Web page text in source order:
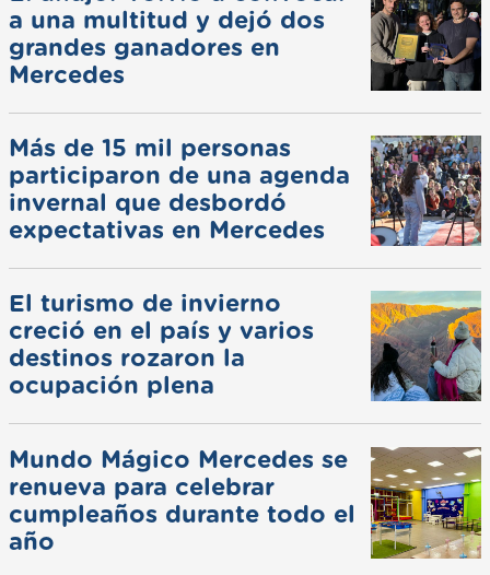
a una multitud y dejó dos
grandes ganadores en
Mercedes
Más de 15 mil personas
participaron de una agenda
invernal que desbordó
expectativas en Mercedes
El turismo de invierno
creció en el país y varios
destinos rozaron la
ocupación plena
Mundo Mágico Mercedes se
renueva para celebrar
cumpleaños durante todo el
año